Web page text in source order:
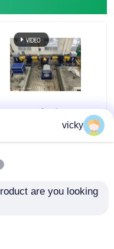
میز تست موتور
سنسور فشار دقیق
تست نیمکت گیربکس
ماژول دستیابی
موتور محرک الکتریکی
Seelong تکنولوژی
هوشمند خود تولید
Sscd300-1000/3300
vicky
are you looking